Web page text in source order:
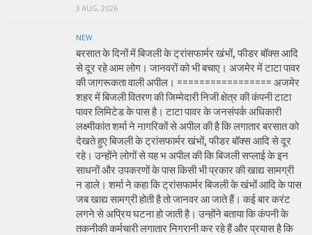
3 AUG, 2026
NEW
बरसात के दिनों में बिजली के ट्रांसफार्मर खंभों, फीडर बॉक्स आदि
से दूर रहे आम लोग। जानवरों को भी बचाए। अजमेर में टाटा पावर
की जागरूकता वाली अपील। ================= अजमेर
शहर में बिजली वितरण की जिम्मेदारी निजी क्षेत्र की कंपनी टाटा
पावर लिमिटेड के पास है। टाटा पावर के जनसंपर्क अधिकारी
लक्ष्मीकांत शर्मा ने नागरिकों से अपील की है कि लगातार बरसात को
देखते हुए बिजली के ट्रांसफार्मर खंभों, फीडर बॉक्स आदि से दूर
रहे। उन्होंने लोगों से यह भ अपील की कि बिजली सप्लाई के इन
साधनों और उपकरणों के पास किसी भी प्रकार की खाद्य सामग्री
न डाले। शर्मा ने कहा कि ट्रांसफार्मर बिजली के खंभों आदि के पास
जब खाद्य सामग्री होती है तो जानवर आ जाते हैं। कई बार करंट
लगने से अप्रिय घटना हो जाती है। उन्होंने बताया कि कंपनी के
तकनीकी कर्मचारी लगातार निगरानी कर रहे हैं और प्रयास है कि